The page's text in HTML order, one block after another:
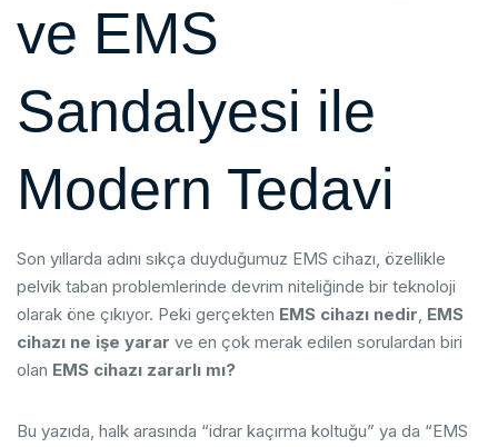
ve EMS
Sandalyesi ile
Modern Tedavi
Son yıllarda adını sıkça duyduğumuz EMS cihazı, özellikle
pelvik taban problemlerinde devrim niteliğinde bir teknoloji
olarak öne çıkıyor. Peki gerçekten EMS cihazı nedir, EMS
cihazı ne işe yarar ve en çok merak edilen sorulardan biri
olan EMS cihazı zararlı mı?
Bu yazıda, halk arasında “idrar kaçırma koltuğu” ya da “EMS